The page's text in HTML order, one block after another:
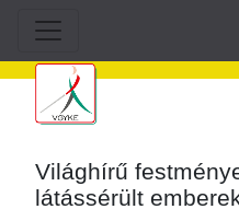
Világhírű
látássérült